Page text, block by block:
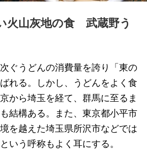
火山灰地の食 武蔵野う
ぐうどんの消費量を誇り「東の
れる。しかし、うどんをよく食
から埼玉を経て、群馬に至るま
結構ある。また、東京都小平市
を越えた埼玉県所沢市などでは
いう呼称もよく耳にする。